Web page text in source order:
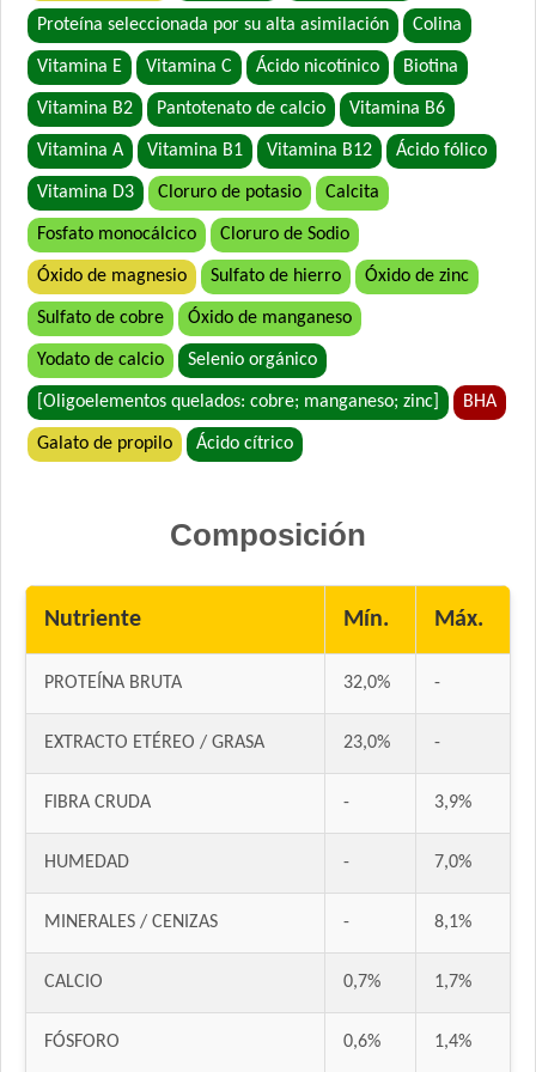
Vitalcan Premium Gatitos
Whiskas Gatitos sabor Carne y Leche
Proteína seleccionada por su alta asimilación Colina
Vitamina E Vitamina C Ácido nicotínico Biotina
Vitamina B2 Pantotenato de calcio Vitamina B6
Vitamina A Vitamina B1 Vitamina B12 Ácido fólico
Vitamina D3 Cloruro de potasio Calcita
Fosfato monocálcico Cloruro de Sodio
Óxido de magnesio Sulfato de hierro Óxido de zinc
Sulfato de cobre Óxido de manganeso
Yodato de calcio Selenio orgánico
[Oligoelementos quelados: cobre; manganeso; zinc] BHA
Galato de propilo Ácido cítrico
Composición
Nutriente Mín. Máx.
PROTEÍNA BRUTA 32,0% -
EXTRACTO ETÉREO / GRASA 23,0% -
FIBRA CRUDA - 3,9%
HUMEDAD - 7,0%
MINERALES / CENIZAS - 8,1%
CALCIO 0,7% 1,7%
FÓSFORO 0,6% 1,4%